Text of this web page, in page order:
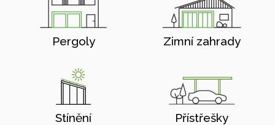
Pergoly Zimní zahrady
Stínění Přístřešky